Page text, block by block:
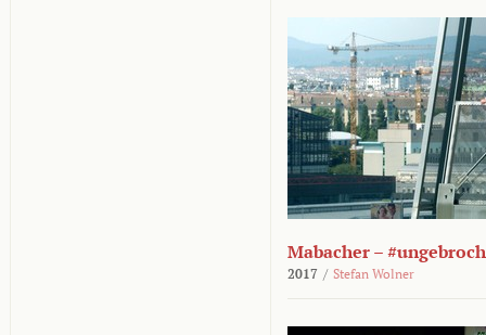
Mabacher –
2017 / Stefan Wolner